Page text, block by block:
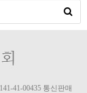
41-00435 통신판매